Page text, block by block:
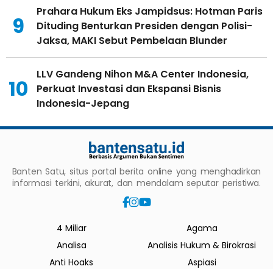
9
Prahara Hukum Eks Jampidsus: Hotman Paris
Dituding Benturkan Presiden dengan Polisi-
Jaksa, MAKI Sebut Pembelaan Blunder
10
LLV Gandeng Nihon M&A Center Indonesia,
Perkuat Investasi dan Ekspansi Bisnis
Indonesia-Jepang
Banten Satu, situs portal berita online yang menghadirkan
informasi terkini, akurat, dan mendalam seputar peristiwa.
4 Miliar
Agama
Analisa
Analisis Hukum & Birokrasi
Anti Hoaks
Aspiasi